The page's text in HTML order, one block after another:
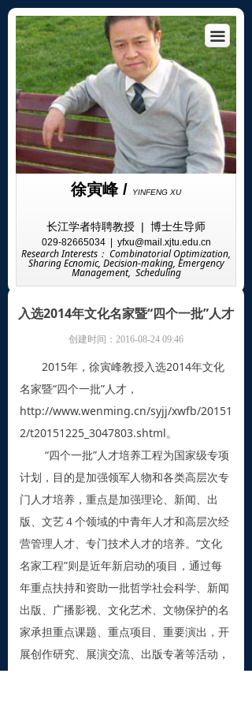
徐寅峰 / YINFENG XU
长江学者特聘教授 | 博士生导师
029-82665034 | yfxu@mail.xjtu.edu.cn
Research Interests： Combinatorial Optimization,
Sharing Ecnomic, Decision-making, Emergency
Management, Scheduling
끀
网站首页 / Home
个人信息 / Personal
科学研究 / Science
教学研究 / Teaching
学术成果 / Academic
荣誉奖励 / Honor
学术交流 / Academic
研究团队 / Team
生活剪影 / Silhouettes
入选2014年文化名家暨“四个一批”人才
2015年，徐寅峰教授入选2014年文化
名家暨“四个一批”人才，
http://www.wenming.cn/syjj/xwfb/20151
2/t20151225_3047803.shtml。
“四个一批”人才培养工程为国家级专项
计划，目的是加强领军人物和各类高层次专
门人才培养，重点是加强理论、新闻、出
版、文艺４个领域的中青年人才和高层次经
营管理人才、专门技术人才的培养。“文化
名家工程”则是近年新启动的项目，通过每
年重点扶持和资助一批哲学社会科学、新闻
出版、广播影视、文化艺术、文物保护的名
家承担重点课题、重点项目、重要演出，开
展创作研究、展演交流、出版专著等活动，
创建时间： 2016-08-24 09:46